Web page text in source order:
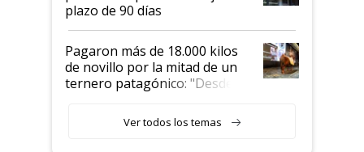
plazo de 90 días
Pagaron más de 18.000 kilos
de novillo por la mitad de un
ternero patagónico: "Desde
llamar la atención"
Ver todos los temas